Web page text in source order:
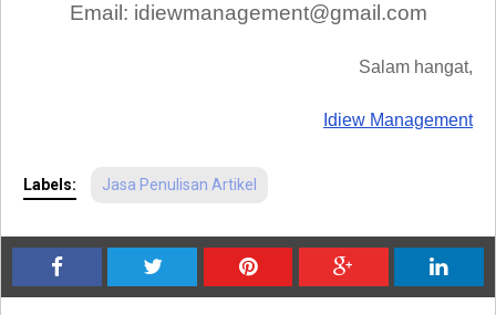
Email: idiewmanagement@gmail.com
Salam hangat,
Idiew Management
Labels: Jasa Penulisan Artikel